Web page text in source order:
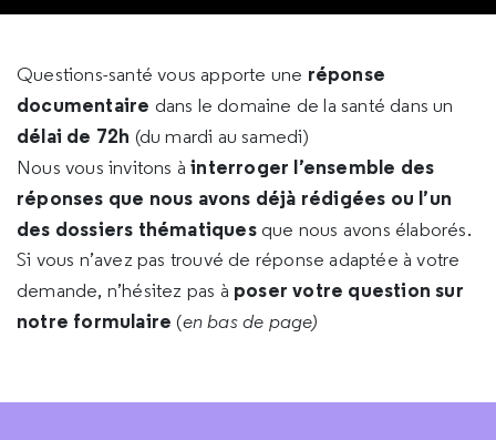
Questions-santé vous apporte une réponse
documentaire dans le domaine de la santé dans un
délai de 72h (du mardi au samedi)
Nous vous invitons àinterroger l’ensemble des
réponses que nous avons déjà rédigées ou l’un
des dossiers thématiques que nous avons élaborés.
Si vous n’avez pas trouvé de réponse adaptée à votre
demande, n’hésitez pas à poser votre question sur
notre formulaire (en bas de page)